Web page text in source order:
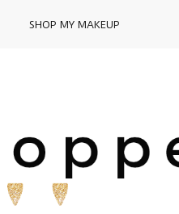
SHOP MY MAKEUP